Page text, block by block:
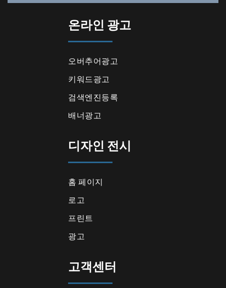
온라인 광고
오버추어광고
키워드광고
검색엔진등록
배너광고
디자인 전시
홈 페이지
로고
프린트
광고
고객센터